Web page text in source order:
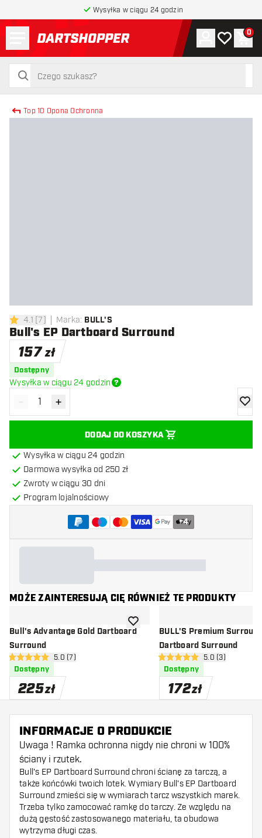
Wysyłka w ciągu 24 godzin
powrót do strony głównej
szukaj
szukaj
Konto
Moja lista
0
Top 10 Opona Ochronna
4.1 gwiazdki oceny
4.1 [7] Marka: BULL'S
Bull's EP Dartboard Surround
157 zł
Dostępny
Wysyłka w ciągu 24 godzin
Zmniejsz ilość
- Zwiększ ilość
+
DODAJ DO KOSZYKA
Wysyłka w ciągu 24 godzin
Darmowa wysyłka od 250 zł
Zwroty w ciągu 30 dni
Program lojalnościowy
+4
MOŻE ZAINTERESUJĄ CIĘ RÓWNIEŻ TE PRODUKTY
Bull's Advantage Gold Dartboard
Surround
otwórz panel recenzji
5 gwiazdki oceny5.0 (7)
Dostępny
225zł
dodaj do listy życzeń
BULL'S Premium
Dartboard Surround
otwórz panel
5 gwiazdki oceny5.0 (3)
Dostępny
172zł
INFORMACJE O PRODUKCIE
Uwaga ! Ramka ochronna nigdy nie chroni w 100%
ściany i rzutek.
Bull's EP Dartboard Surround chroni ścianę za tarczą, a
także końcówki twoich lotek. Wymiary Bull's EP Dartboard
Surround zmieści się w wymiarach tarcz wszystkich marek.
Trzeba tylko zamocować ramkę do tarczy. Ze względu na
dużą gęstość zastosowanego materiału, ta obudowa
wytrzyma długi czas.